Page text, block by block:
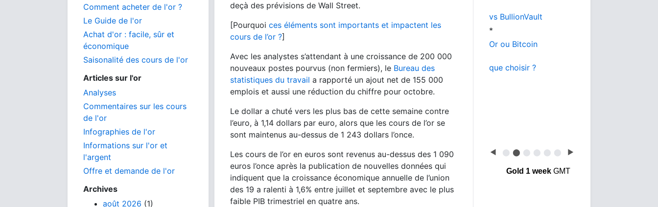
Comment acheter de l'or ?
Le Guide de l'or
Achat d'or : facile, sûr et
économique
Saisonalité des cours de l'or
Articles sur l'or
Analyses
Commentaires sur les cours
de l'or
Infographies de l'or
Informations sur l'or et
l'argent
Offre et demande de l'or
Archives
août 2026 (1)
deçà des prévisions de Wall Street.
[Pourquoi ces éléments sont importants et impactent les
cours de l’or ?]
Avec les analystes s’attendant à une croissance de 200 000
nouveaux postes pourvus (non fermiers), le Bureau des
statistiques du travail a rapporté un ajout net de 155 000
emplois et aussi une réduction du chiffre pour octobre.
Le dollar a chuté vers les plus bas de cette semaine contre
l’euro, à 1,14 dollars par euro, alors que les cours de l’or se
sont maintenus au-dessus de 1 243 dollars l’once.
Les cours de l’or en euros sont revenus au-dessus des 1 090
euros l’once après la publication de nouvelles données qui
indiquent que la croissance économique annuelle de l’union
des 19 a ralenti à 1,6% entre juillet et septembre avec le plus
faible PIB trimestriel en quatre ans.
vs BullionVault
*
Or ou Bitcoin
que choisir ?
◀ ⬤ ⬤ ⬤ ⬤ ⬤ ⬤ ▶
Gold 1 weekGMT